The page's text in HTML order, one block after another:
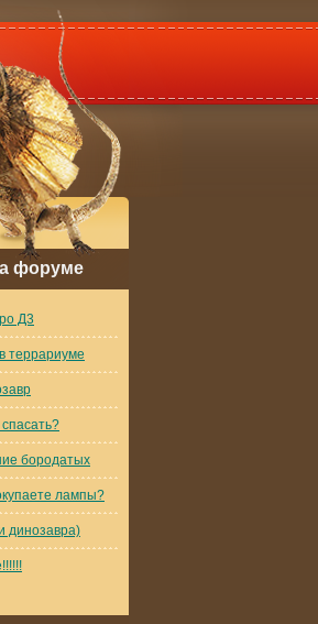
форуме
Д3
террариуме
бородатых
лампы?
динозавра)